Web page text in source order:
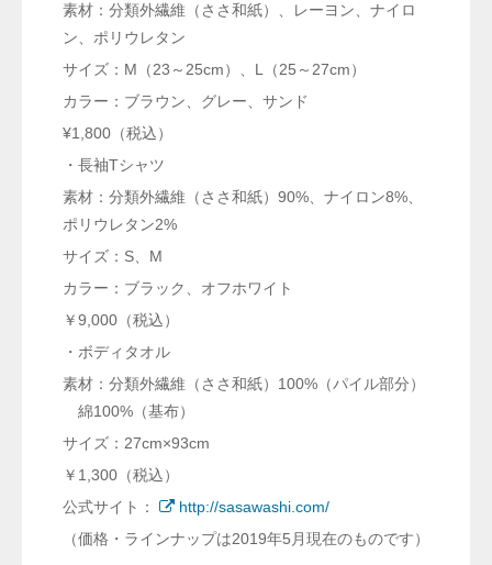
素材：分類外繊維（ささ和紙）、レーヨン、ナイロ
ン、ポリウレタン
サイズ：M（23～25cm）、L（25～27cm）
カラー：ブラウン、グレー、サンド
¥1,800（税込）
・長袖Tシャツ
素材：分類外繊維（ささ和紙）90%、ナイロン8%、
ポリウレタン2%
サイズ：S、M
カラー：ブラック、オフホワイト
￥9,000（税込）
・ボディタオル
素材：分類外繊維（ささ和紙）100%（パイル部分）
綿100%（基布）
サイズ：27cm×93cm
￥1,300（税込）
公式サイト：
http://sasawashi.com/
（価格・ラインナップは2019年5月現在のものです）